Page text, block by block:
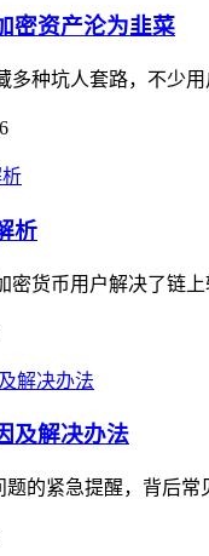
密资产沦为韭菜
种坑人套路，不少
析
密货币用户解决了链
及解决办法
题的紧急提醒，背后